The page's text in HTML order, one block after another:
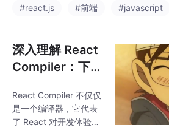
seEffectEventHook解
中止异步操作避免资源
浪费。性能方面新增Sc
heduler/Components
析，并引入部分预渲染
提升首屏加载速度。此
外还优化了SSR批处
#react.js #前端 #javascript
深入理解 React
Compiler：下一
如何重塑 React
开发体验
React Compiler 不仅仅
是一个编译器，它代表
了 React 对开发体验的